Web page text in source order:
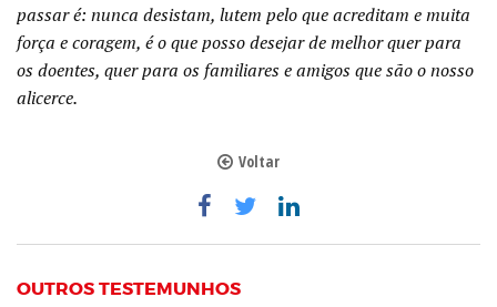
passar é: nunca desistam, lutem pelo que acreditam e muita
força e coragem, é o que posso desejar de melhor quer para
os doentes, quer para os familiares e amigos que são o nosso
alicerce.
Voltar
OUTROS TESTEMUNHOS